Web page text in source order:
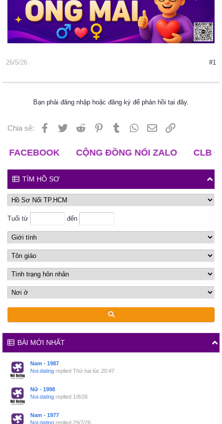
#1
26/5/26
Bạn phải đăng nhập hoặc đăng ký để phản hồi tại đây.
Chia sẻ: Facebook
Twitter Reddit PinterestTumblr WhatsApp
Email
ZALO CLB ĐỘC THÂN TRUNG NIÊN CLB
TÌM HỒ SƠ
Tuổi từ đến
BÀI MỚI NHẤT
Nam - 1987
Noi.dating replied Thứ hai lúc 20:47
Nữ - 1998
Noi.dating replied 1/8/26
Nam - 1977
Noi.dating replied 29/7/26